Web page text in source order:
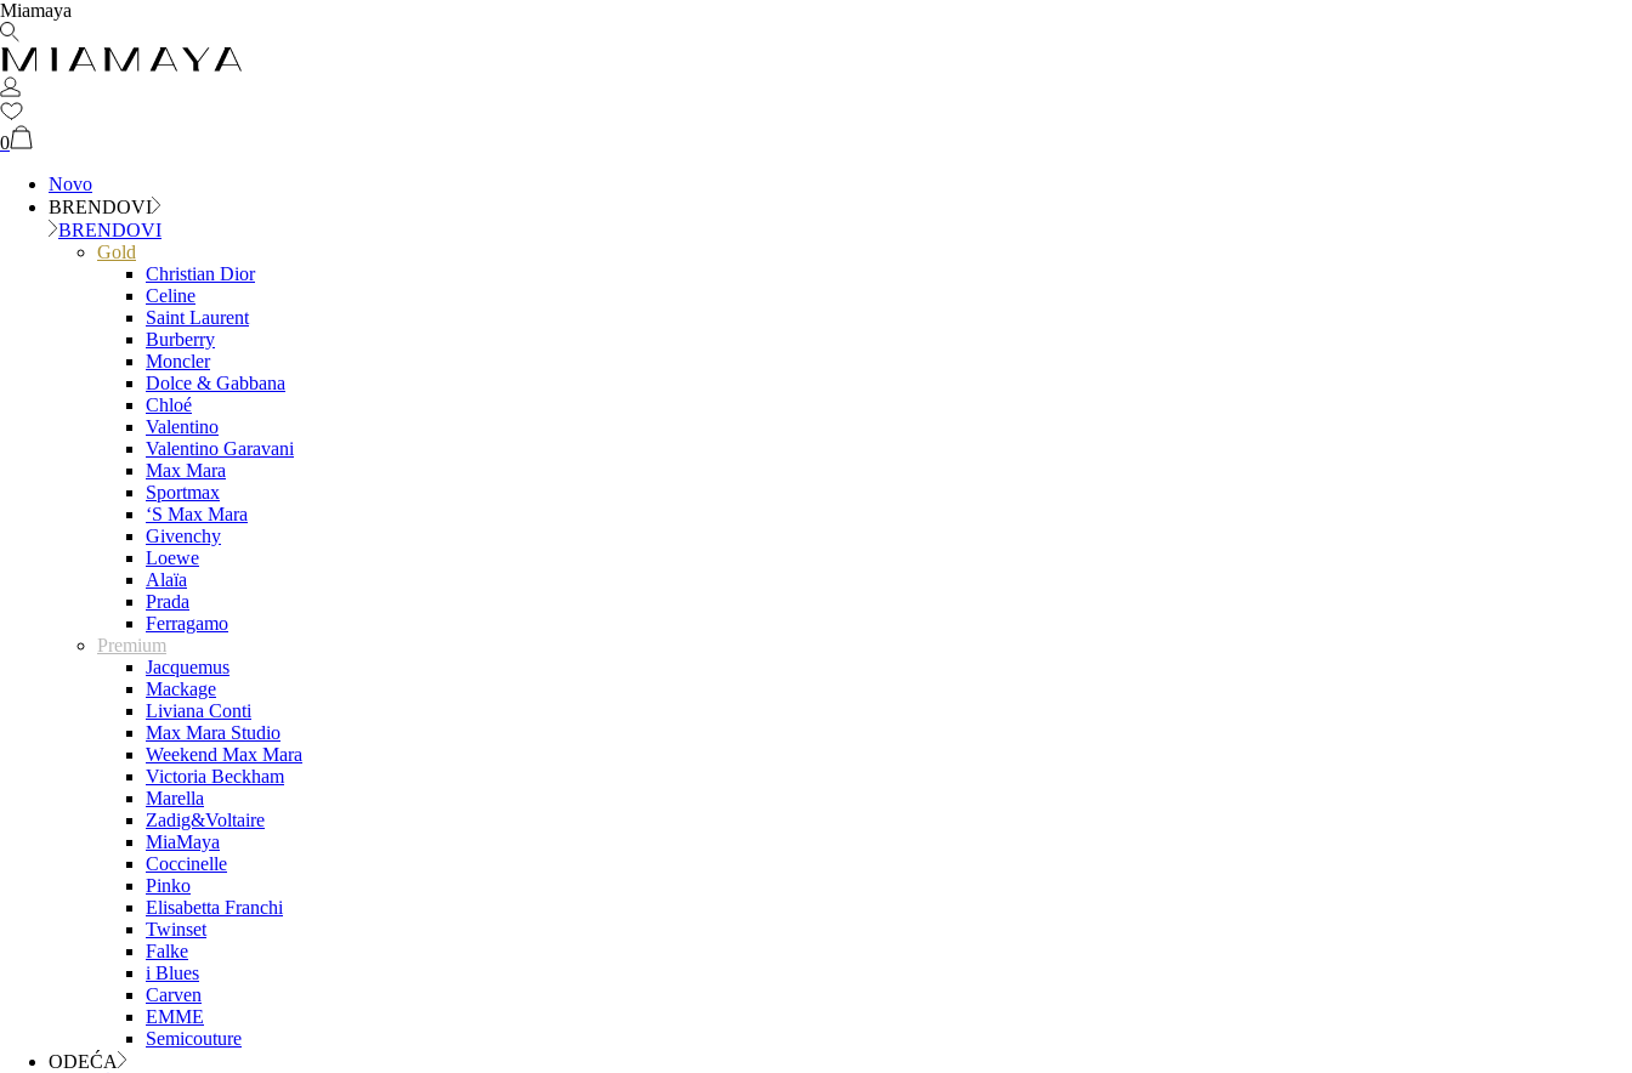
Miamaya
0
Novo
BRENDOVI
BRENDOVI
Gold
Christian Dior
Celine
Saint Laurent
Burberry
Moncler
Dolce & Gabbana
Chloé
Valentino
Valentino Garavani
Max Mara
Sportmax
‘S Max Mara
Givenchy
Loewe
Alaïa
Prada
Ferragamo
Premium
Jacquemus
Mackage
Liviana Conti
Max Mara Studio
Weekend Max Mara
Victoria Beckham
Marella
Zadig&Voltaire
MiaMaya
Coccinelle
Pinko
Elisabetta Franchi
Twinset
Falke
i Blues
Carven
EMME
Semicouture
ODEĆA